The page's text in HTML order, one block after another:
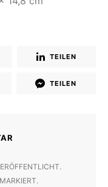
TEILEN
TEILEN
MARKIERT.